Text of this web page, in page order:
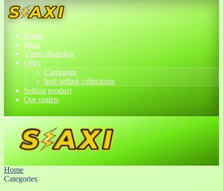
Home
Shop
Video shopping
Offer
Campaign
best selling collections
Selling product
Our outlets
Home
Categories